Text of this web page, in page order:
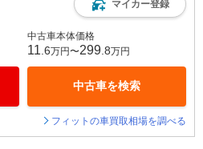
マイカー登録
中古車本体価格
11 .6万円〜299 .8万円
中古車を検索
フィットの車買取相場を調べる